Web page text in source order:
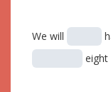
We will
eight